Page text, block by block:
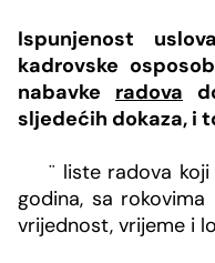
Ispunjenost
kadrovske
nabavke radova
sljedećih dokaza, i
¨ liste radova
godina, sa rokovima
vrijednost, vrijeme i